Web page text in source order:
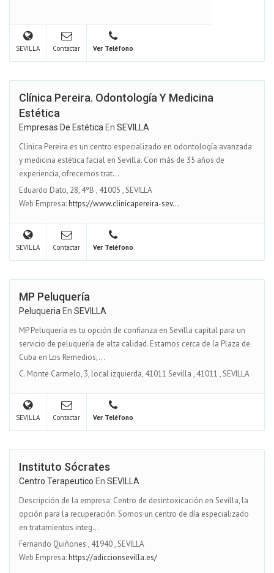
SEVILLA Contactar Ver Teléfono
Clínica Pereira. Odontología Y Medicina
Estética
Empresas De Estética En SEVILLA
Clínica Pereira es un centro especializado en odontología avanzada
y medicina estética facial en Sevilla. Con más de 35 años de
experiencia, ofrecemos trat...
Eduardo Dato, 28, 4ºB , 41005 ,SEVILLA
Web Empresa:https://www.clinicapereira-sev...
SEVILLA Contactar Ver Teléfono
MP Peluquería
Peluqueria En SEVILLA
MP Peluquería es tu opción de confianza en Sevilla capital para un
servicio de peluquería de alta calidad. Estamos cerca de la Plaza de
Cuba en Los Remedios,...
C. Monte Carmelo, 3, local izquierda, 41011 Sevilla , 41011 ,SEVILLA
SEVILLA Contactar Ver Teléfono
Instituto Sócrates
Centro Terapeutico En SEVILLA
Descripción de la empresa: Centro de desintoxicación en Sevilla, la
opción para la recuperación. Somos un centro de día especializado
en tratamientos integ...
Fernando Quiñones , 41940,SEVILLA
Web Empresa:https://adiccionsevilla.es/